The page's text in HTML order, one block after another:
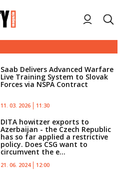
Saab Delivers Advanced Warfare
Live Training System to Slovak
Forces via NSPA Contract
11. 03. 2026 11:30
DITA howitzer exports to
Azerbaijan - the Czech Republic
has so far applied a restrictive
policy. Does CSG want to
circumvent the e...
21. 06. 2024 12:00